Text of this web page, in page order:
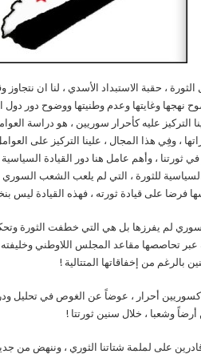
، حقبة الاستبداد الأسدي ، لنا ان نتجاوز
نهجها وغايتها وعدم وطنيتها ووضوح دور دول
التركيز عليه كأحرار سوريين ، هو دراسة
، وفِي هذا المجال ، علينا التركيز على
ثورتنا ، وأهم عامل هنا دور القيادة
السياسية للثورة ، التي لم يلعب الشعب
فرضا على قيادة ثورته ، فهذه القيادة ليس
لم يفرزها بل هي التي خطفت الثورة
عبر تحاصصها مقاعد المجلس اللاوطني وخليفته
بالرغم من إخفاقاتها المتتالية !
كسوريين أحرار ، عوضاً عن الغوص في تحليل
وشعبا ، خلال سنين ثورتتا !
قادرين على لملمة شتاتنا الثوري ، وننهض من